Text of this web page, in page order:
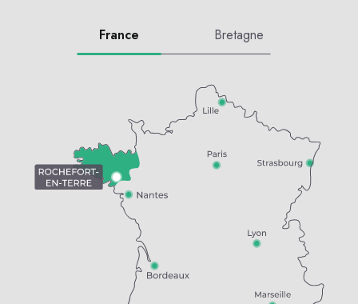
France Bretagne